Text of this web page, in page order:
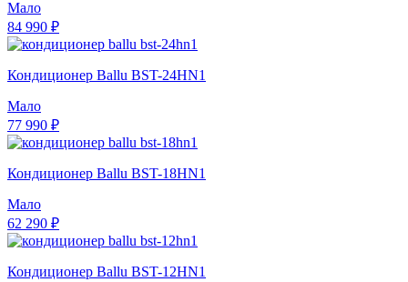
Мало
84 990 ₽
Кондиционер Ballu BST-24HN1
Мало
77 990 ₽
Кондиционер Ballu BST-18HN1
Мало
62 290 ₽
Кондиционер Ballu BST-12HN1